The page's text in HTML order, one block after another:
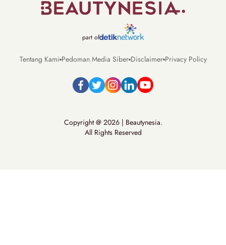
part of
Tentang Kami Pedoman Media Siber Disclaimer Privacy Policy
Copyright @ 2026 | Beautynesia.
All Rights Reserved